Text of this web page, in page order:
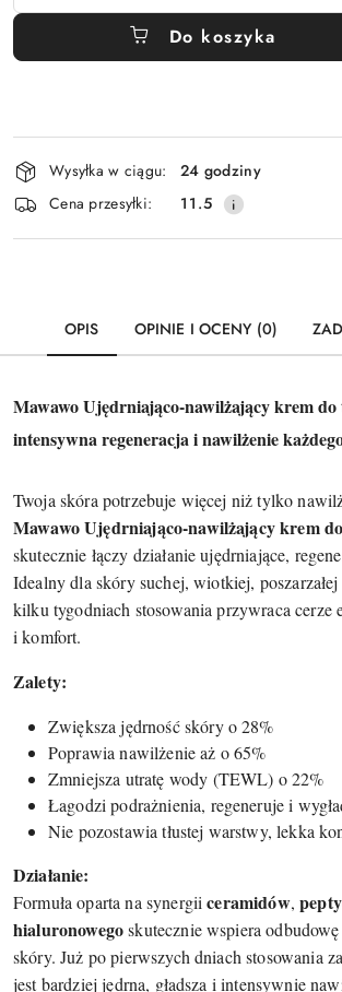
Do koszyka
Wyślij
Dostępność
i
dostawa
Wysyłka w ciągu:
24 godziny
Cena przesyłki:
11.5
OPIS OPINIE I OCENY (0)
Mawawo Ujędrniająco-nawilżający krem
intensywna regeneracja i nawilżenie
Twoja skóra potrzebuje więcej niż tylko
Mawawo Ujędrniająco-nawilżający krem
skutecznie łączy działanie ujędrniające,
Idealny dla skóry suchej, wiotkiej,
kilku tygodniach stosowania przywraca cerze
i komfort.
Zalety:
Zwiększa jędrność skóry o 28%
Poprawia nawilżenie aż o 65%
Zmniejsza utratę wody (TEWL) o 22%
Łagodzi podrażnienia, regeneruje i
Nie pozostawia tłustej warstwy, lekka
Działanie:
Formuła oparta na synergiiceramidów,
hialuronowegoskutecznie wspiera
skóry. Już po pierwszych dniach stosowania
jest bardziej jędrna, gładsza i intensywnie